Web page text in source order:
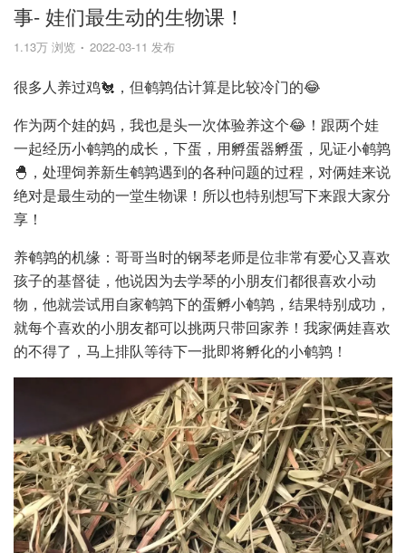
事- 娃们最生动的生物课！
1.13万 浏览 2022-03-11 发布
很多人养过鸡🐔，但鹌鹑估计算是比较冷门的😂
作为两个娃的妈，我也是头一次体验养这个😂！跟两个娃
一起经历小鹌鹑的成长，下蛋，用孵蛋器孵蛋，见证小鹌鹑
🐣，处理饲养新生鹌鹑遇到的各种问题的过程，对俩娃来说
绝对是最生动的一堂生物课！所以也特别想写下来跟大家分
享！
养鹌鹑的机缘：哥哥当时的钢琴老师是位非常有爱心又喜欢
孩子的基督徒，他说因为去学琴的小朋友们都很喜欢小动
物，他就尝试用自家鹌鹑下的蛋孵小鹌鹑，结果特别成功，
就每个喜欢的小朋友都可以挑两只带回家养！我家俩娃喜欢
的不得了，马上排队等待下一批即将孵化的小鹌鹑！